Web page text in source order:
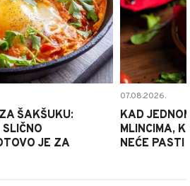
ŠAKŠUKU:
JE ZA
07.08.2026.
KAD
MLINCIMA,
NEĆE PASTI